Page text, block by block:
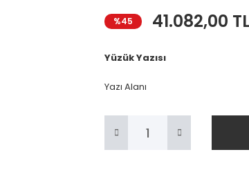
%45 41.082,00 TL
Yüzük Yazısı
Yazı Alanı